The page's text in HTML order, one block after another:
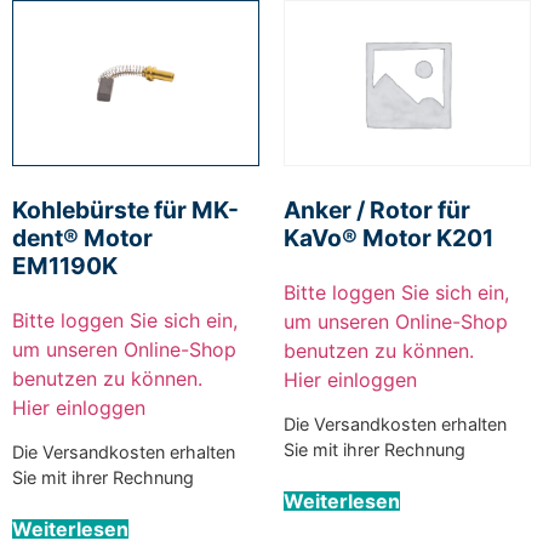
Kohlebürste für MK-
dent® Motor
EM1190K
Bitte loggen Sie sich ein,
um unseren Online-Shop
benutzen zu können.
Hier einloggen
Die Versandkosten erhalten
Sie mit ihrer Rechnung
Weiterlesen
Anker / Rotor für
KaVo® Motor K201
Bitte loggen Sie sich ein,
um unseren Online-Shop
benutzen zu können.
Hier einloggen
Die Versandkosten erhalten
Sie mit ihrer Rechnung
Weiterlesen